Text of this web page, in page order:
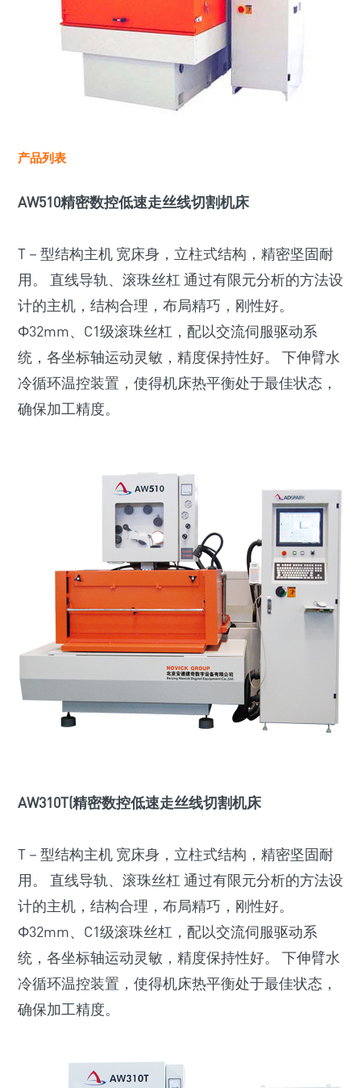
产品列表
AW510精密数控低速走丝线切割机床
T－型结构主机 宽床身，立柱式结构，精密坚固耐
用。 直线导轨、滚珠丝杠 通过有限元分析的方法设
计的主机，结构合理，布局精巧，刚性好。
Ф32mm、C1级滚珠丝杠，配以交流伺服驱动系
统，各坐标轴运动灵敏，精度保持性好。 下伸臂水
冷循环温控装置，使得机床热平衡处于最佳状态，
确保加工精度。
AW310T(精密数控低速走丝线切割机床
T－型结构主机 宽床身，立柱式结构，精密坚固耐
用。 直线导轨、滚珠丝杠 通过有限元分析的方法设
计的主机，结构合理，布局精巧，刚性好。
Ф32mm、C1级滚珠丝杠，配以交流伺服驱动系
统，各坐标轴运动灵敏，精度保持性好。 下伸臂水
冷循环温控装置，使得机床热平衡处于最佳状态，
确保加工精度。